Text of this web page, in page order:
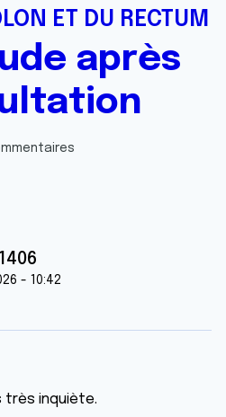
ET DU RECTUM
après
- 10:42
très inquiète.